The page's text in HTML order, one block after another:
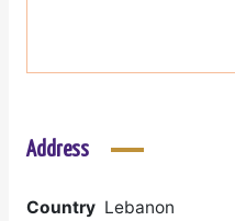
Address
Country Lebanon